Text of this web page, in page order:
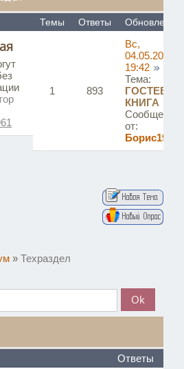
Темы Ответы Обновления
1 893
Вс,
04.05.2025,
19:42
Тема:
ГОСТЕВАЯ
КНИГА
Сообщение
от:
Борис1961
» Техраздел
Ответы